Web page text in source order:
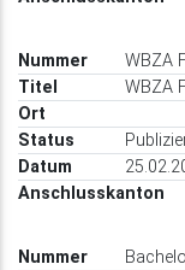
WBZA
WBZA